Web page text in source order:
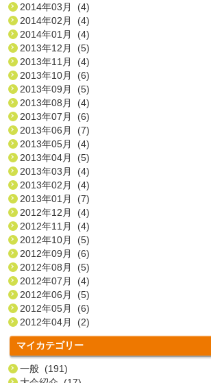
2014年03月 (4)
2014年02月 (4)
2014年01月 (4)
2013年12月 (5)
2013年11月 (4)
2013年10月 (6)
2013年09月 (5)
2013年08月 (4)
2013年07月 (6)
2013年06月 (7)
2013年05月 (4)
2013年04月 (5)
2013年03月 (4)
2013年02月 (4)
2013年01月 (7)
2012年12月 (4)
2012年11月 (4)
2012年10月 (5)
2012年09月 (6)
2012年08月 (5)
2012年07月 (4)
2012年06月 (5)
2012年05月 (6)
2012年04月 (2)
マイカテゴリー
一般 (191)